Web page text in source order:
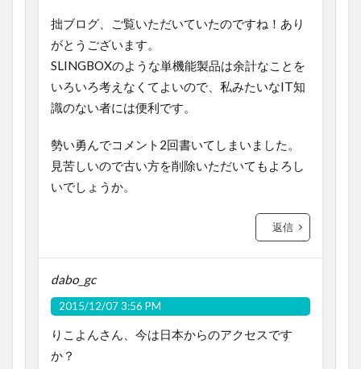
拙ブログ、ご覧いただいていたのですね！あり
がとうございます。
SLINGBOXのような単機能製品は余計なことを
いろいろ考えなくてよいので、私みたいなIT知
識のない者には便利です。
勢い勇んでコメント2回書いてしまいました。
見苦しいので古い方を削除いただいてもよろし
いでしょうか。
返信
dabo_gc
2015/12/07 3:56 PM
りこよんさん、今は日本からのアクセスです
か？